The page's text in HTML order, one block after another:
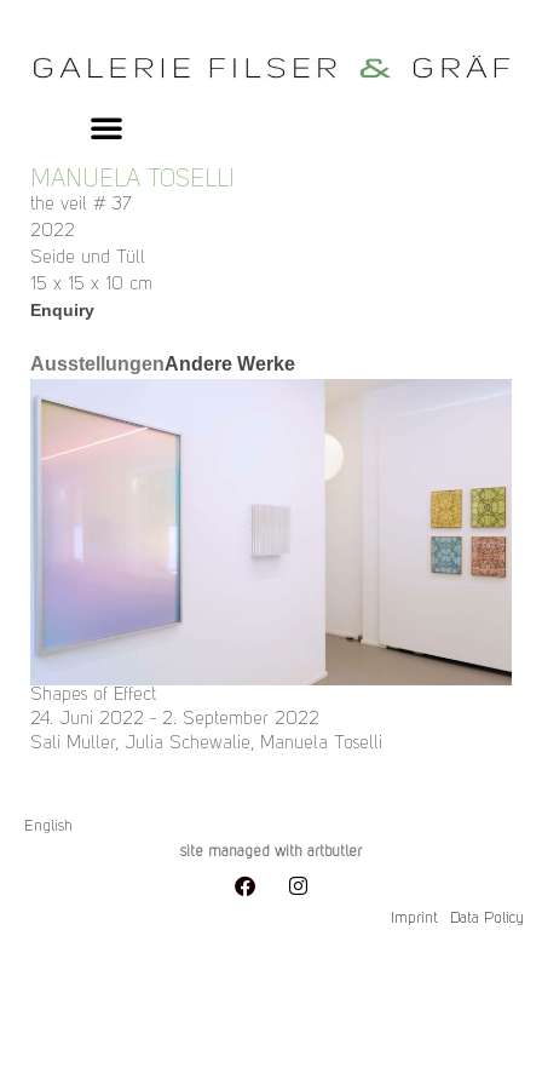
MANUELA TOSELLI
the veil # 37
2022
Seide und Tüll
15 x 15 x 10 cm
Enquiry
AusstellungenAndere Werke
Shapes of Effect
24. Juni 2022 - 2. September 2022
Sali Muller, Julia Schewalie, Manuela Toselli
English
site managed with artbutler
Imprint Data Policy